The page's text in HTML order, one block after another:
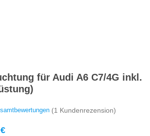
für Audi A6 C7/4G inkl.
(1 Kundenrezension)
€